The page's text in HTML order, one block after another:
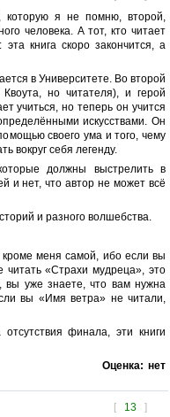
которую я не помню, второй,
человека. А тот, кто читает
книга скоро закончится, а
в Университете. Во второй
но читателя), и герой
учиться, но теперь он учится
искусствами. Он
своего ума и того, чему
вокруг себя легенду.
должны выстрелить в
и нет, что автор не может всё
и разного волшебства.
меня самой, ибо если вы
«Страхи мудреца», это
вы уже знаете, что вам нужна
вы «Имя ветра» не читали,
финала, эти книги
Оценка: нет
[ 13 ]